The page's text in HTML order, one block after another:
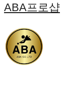
ABA프로샵